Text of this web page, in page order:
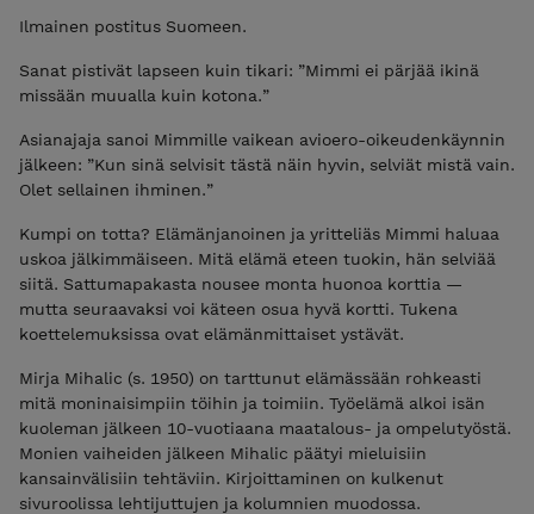
Ilmainen postitus Suomeen.
Sanat pistivät lapseen kuin tikari: ”Mimmi ei pärjää ikinä
missään muualla kuin kotona.”
Asianajaja sanoi Mimmille vaikean avioero-oikeudenkäynnin
jälkeen: ”Kun sinä selvisit tästä näin hyvin, selviät mistä vain.
Olet sellainen ihminen.”
Kumpi on totta? Elämänjanoinen ja yritteliäs Mimmi haluaa
uskoa jälkimmäiseen. Mitä elämä eteen tuokin, hän selviää
siitä. Sattumapakasta nousee monta huonoa korttia —
mutta seuraavaksi voi käteen osua hyvä kortti. Tukena
koettelemuksissa ovat elämänmittaiset ystävät.
Mirja Mihalic (s. 1950) on tarttunut elämässään rohkeasti
mitä moninaisimpiin töihin ja toimiin. Työelämä alkoi isän
kuoleman jälkeen 10-vuotiaana maatalous- ja ompelutyöstä.
Monien vaiheiden jälkeen Mihalic päätyi mieluisiin
kansainvälisiin tehtäviin. Kirjoittaminen on kulkenut
sivuroolissa lehtijuttujen ja kolumnien muodossa.